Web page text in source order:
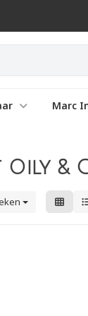
Marc
&